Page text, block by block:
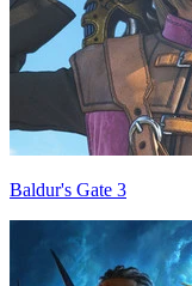
Baldur's Gate 3